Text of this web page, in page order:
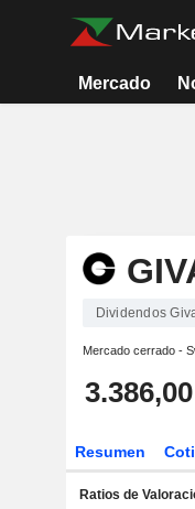
Mercado
Dividendos
Mercado cerrado -
3.386,00
Resumen
Ratios de